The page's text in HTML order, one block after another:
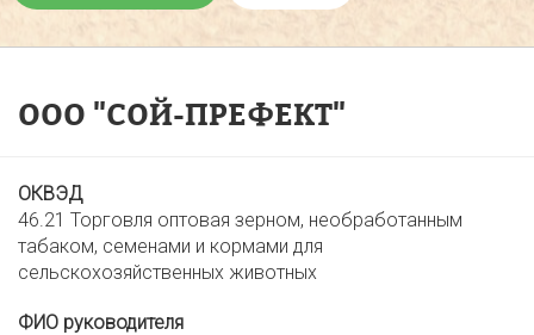
ООО "СОЙ-ПРЕФЕКТ"
ОКВЭД
46.21 Торговля оптовая зерном, необработанным
табаком, семенами и кормами для
сельскохозяйственных животных
ФИО руководителя